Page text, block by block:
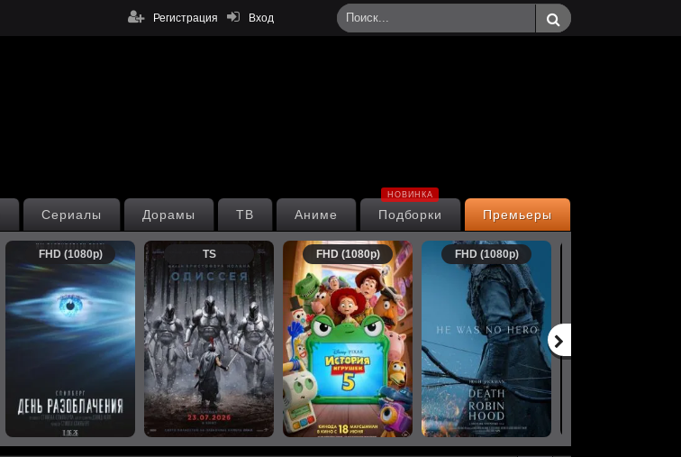
Вход
Регистрация
Премьеры
Подборки
НОВИНКА
Аниме
ТВ
Дорамы
Сериалы
FHD (1080p) TS FHD (1080p) FHD (1080p)